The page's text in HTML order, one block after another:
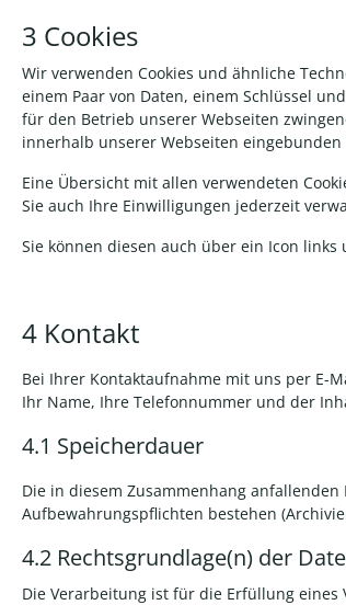
3 Cookies
Wir verwenden Cookies und ähnliche
einem Paar von Daten, einem Schlüssel
für den Betrieb unserer Webseiten
innerhalb unserer Webseiten eingebunden
Eine Übersicht mit allen verwendeten
Sie auch Ihre Einwilligungen jederzeit
Sie können diesen auch über ein Icon
4 Kontakt
Bei Ihrer Kontaktaufnahme mit uns per E-
Ihr Name, Ihre Telefonnummer und der
4.1 Speicherdauer
Die in diesem Zusammenhang
Aufbewahrungspflichten bestehen
4.2 Rechtsgrundlage(n) der
Die Verarbeitung ist für die Erfüllung